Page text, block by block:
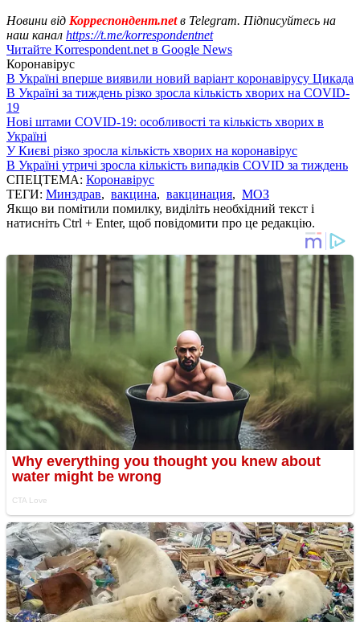
Новини від Корреспондент.netв Telegram. Підписуйтесь на
наш канал https://t.me/korrespondentnet
Читайте Korrespondent.net в Google News
Коронавірус
В Україні вперше виявили новий варіант коронавірусу Цикада
В Україні за тиждень різко зросла кількість хворих на COVID-
19
Нові штами COVID-19: особливості та кількість хворих в
Україні
У Києві різко зросла кількість хворих на коронавірус
В Україні утричі зросла кількість випадків COVID за тиждень
СПЕЦТЕМА: Коронавірус
ТЕГИ: Минздрав, вакцина, вакцинация, МОЗ
Якщо ви помітили помилку, виділіть необхідний текст і
натисніть Ctrl + Enter, щоб повідомити про це редакцію.